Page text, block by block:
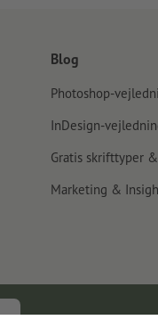
Blog
Photoshop-
InDesign-
Gratis skrifttyper
Marketing &